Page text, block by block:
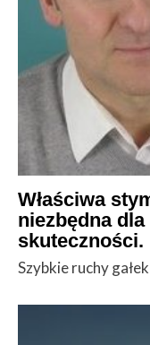
Właściwa
niezbędna
skuteczności.
Szybkie ruchy